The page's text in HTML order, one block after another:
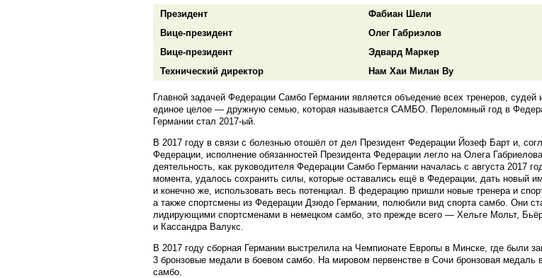
Президент
Фабиан Шели
Вице-президент
Олег Габриэлов
Вице-президент
Эдвард Маркер
Технический директор
Нам Хаи Милан Ву
Главной задачей Федерации Самбо Германии является объедение всех тренеров, судей
единое целое — дружную семью, которая называется САМБО. Переломный год в
Германии стал 2017-ый.
В 2017 году в связи с болезнью отошёл от дел Президент Федерации Йозеф Барт и,
Федерации, исполнение обязанностей Президента Федерации легло на Олега
деятельность, как руководителя Федерации Самбо Германии началась с августа 2017
момента, удалось сохранить силы, которые оставались ещё в Федерации, дать новый
и конечно же, использовать весь потенциал. В федерацию пришли новые тренера и
а также спортсмены из Федерации Дзюдо Германии, полюбили вид спорта самбо. Они
лидирующими спортсменами в немецком самбо, это прежде всего — Хельге Мольт,
и Кассандра Валукс.
В 2017 году сборная Германии выстрелила на Чемпионате Европы в Минске, где были
3 бронзовые медали в боевом самбо. На мировом первенстве в Сочи бронзовая медаль
самбо.